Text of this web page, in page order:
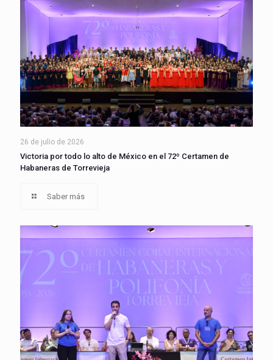
26 de julio de 2026
Victoria por todo lo alto de México en el 72º Certamen de
Habaneras de Torrevieja
Saber más